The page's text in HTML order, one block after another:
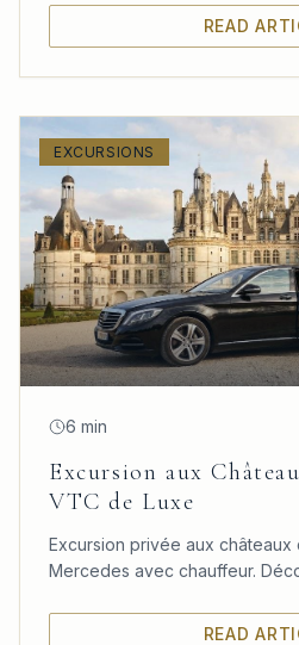
READ
EXCURSIONS
6 min
Excursion aux
VTC de Luxe
Excursion privée aux châteaux
Mercedes avec chauffeur.
READ